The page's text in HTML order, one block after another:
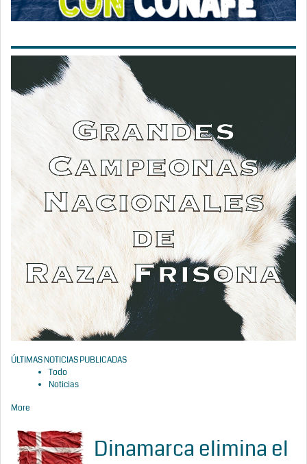
ÚLTIMAS NOTICIAS PUBLICADAS
Todo
Noticias
More
Dinamarca elimina el